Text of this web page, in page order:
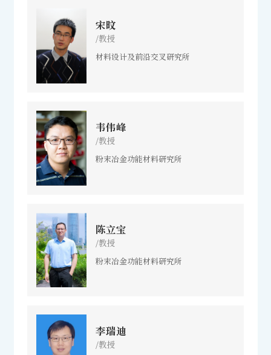
宋旼
/教授
材料设计及前沿交叉研究所
韦伟峰
/教授
粉末冶金功能材料研究所
陈立宝
/教授
粉末冶金功能材料研究所
李瑞迪
/教授